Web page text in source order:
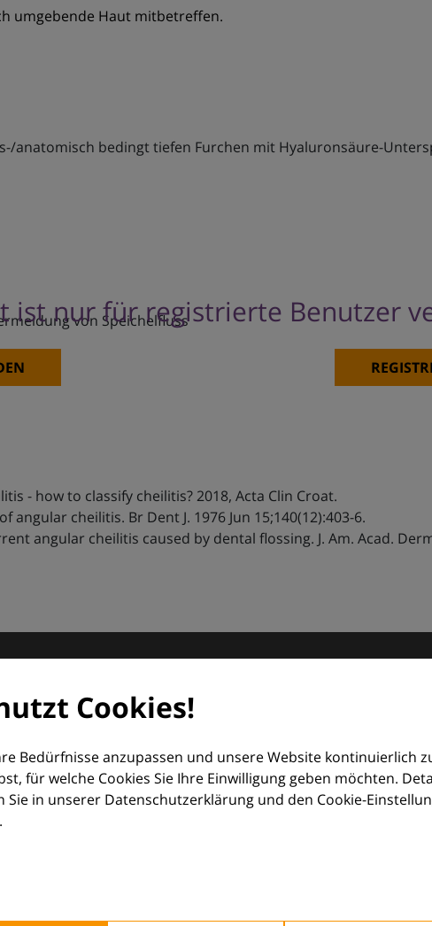
umgebende Haut mitbetreffen.
anatomisch bedingt tiefen Furchen mit Hyaluronsäure-
ist nur für registrierte Benutzer
von Speichelfluss
- how to classify cheilitis? 2018, Acta Clin Croat.
angular cheilitis. Br Dent J. 1976 Jun 15;140(12):403-6.
angular cheilitis caused by dental flossing. J. Am. Acad.
Cookies!
Bedürfnisse anzupassen und unsere Website kontinuierlich
für welche Cookies Sie Ihre Einwilligung geben möchten.
Sie in unserer Datenschutzerklärung und den Cookie-
(EDF) und Euroderm Excellence
– mit Wissen, Bildern und praktischen Tools für den